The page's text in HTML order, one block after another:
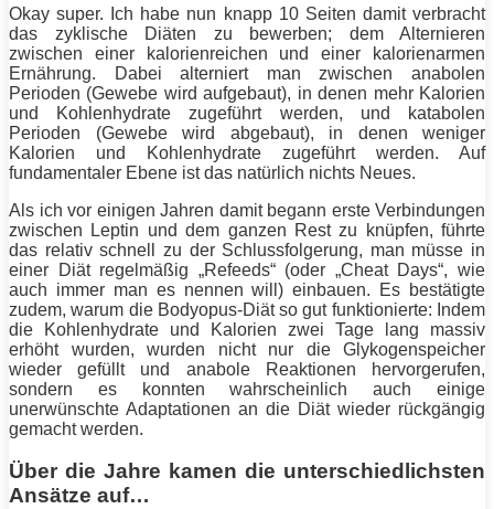
Okay super. Ich habe nun knapp 10 Seiten damit verbracht
das zyklische Diäten zu bewerben; dem Alternieren
zwischen einer kalorienreichen und einer kalorienarmen
Ernährung. Dabei alterniert man zwischen anabolen
Perioden (Gewebe wird aufgebaut), in denen mehr Kalorien
und Kohlenhydrate zugeführt werden, und katabolen
Perioden (Gewebe wird abgebaut), in denen weniger
Kalorien und Kohlenhydrate zugeführt werden. Auf
fundamentaler Ebene ist das natürlich nichts Neues.
Als ich vor einigen Jahren damit begann erste Verbindungen
zwischen Leptin und dem ganzen Rest zu knüpfen, führte
das relativ schnell zu der Schlussfolgerung, man müsse in
einer
Diätregelmäßig „Refeeds“ (oder „Cheat Days“, wie
auch immer man es nennen will) einbauen. Es bestätigte
zudem, warum die Bodyopus-Diätso gut funktionierte: Indem
die Kohlenhydrate und Kalorien zwei Tage lang massiv
erhöht wurden, wurden nicht nur die Glykogenspeicher
wieder gefüllt und anabole Reaktionen hervorgerufen,
sondern es konnten wahrscheinlich auch einige
unerwünschte Adaptationen an die Diätwieder rückgängig
gemacht werden.
Über die Jahre kamen die unterschiedlichsten
Ansätze auf…